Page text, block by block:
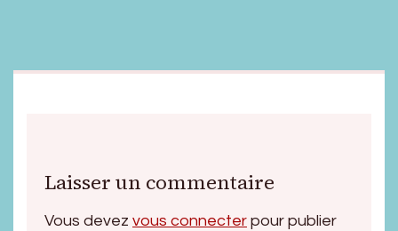
Laisser un commentaire
Vous devez vous connecter pour publier